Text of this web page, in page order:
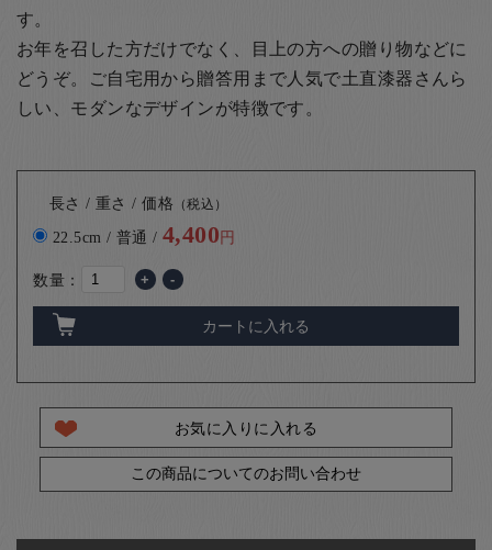
す。
お年を召した方だけでなく、目上の方への贈り物などに
どうぞ。
ご自宅用から贈答用まで人気で土直漆器さんら
しい、モダンなデザインが特徴です。
長さ / 重さ / 価格 （税込）
22.5cm / 普通 / 4,400円
数量： + -
カートに入れる
お気に入りに入れる
この商品についてのお問い合わせ